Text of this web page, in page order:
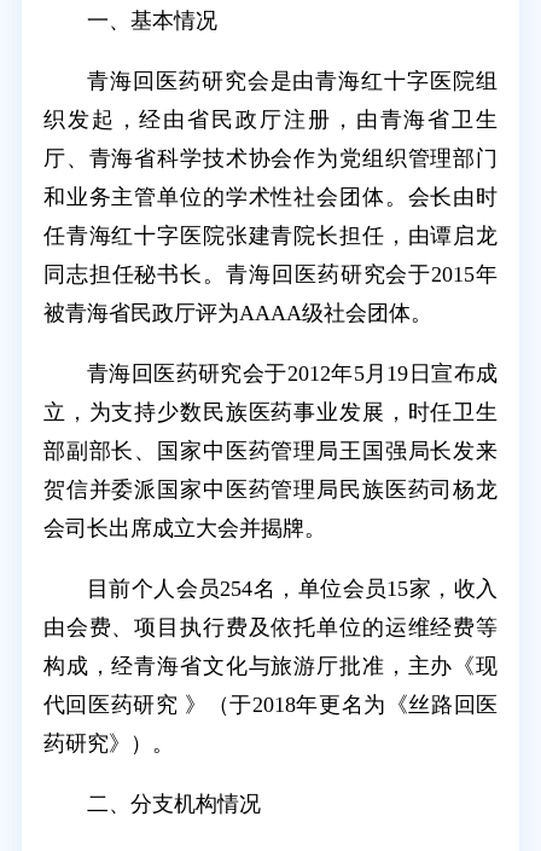
一、基本情况
青海回医药研究会是由青海红十字医院组
织发起，经由省民政厅注册，由青海省卫生
厅、青海省科学技术协会作为党组织管理部门
和业务主管单位的学术性社会团体。会长由时
任青海红十字医院张建青院长担任，由谭启龙
同志担任秘书长。青海回医药研究会于2015年
被青海省民政厅评为AAAA级社会团体。
青海回医药研究会于2012年5月19日宣布成
立，为支持少数民族医药事业发展，时任卫生
部副部长、国家中医药管理局王国强局长发来
贺信并委派国家中医药管理局民族医药司杨龙
会司长出席成立大会并揭牌。
目前个人会员254名，单位会员15家，收入
由会费、项目执行费及依托单位的运维经费等
构成，经青海省文化与旅游厅批准，主办《现
代回医药研究 》（于2018年更名为《丝路回医
药研究》）。
二、分支机构情况